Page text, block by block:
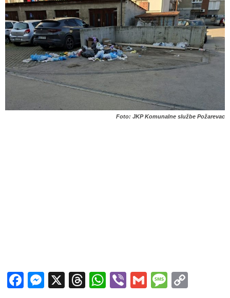
Foto: JKP Komunalne službe Požarevac
Facebook
Messenger
X Threads
WhatsApp
ViberGmail